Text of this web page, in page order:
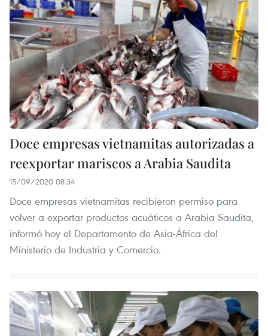
Doce empresas vietnamitas autorizadas a
reexportar mariscos a Arabia Saudita
15/09/2020 08:34
Doce empresas vietnamitas recibieron permiso para
volver a exportar productos acuáticos a Arabia Saudita,
informó hoy el Departamento de Asia-África del
Ministerio de Industria y Comercio.